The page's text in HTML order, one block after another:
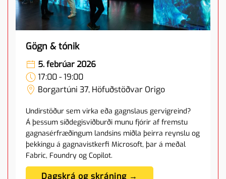
Gögn & tónik
5. febrúar 2026
17:00 - 19:00
Borgartúni 37, Höfuðstöðvar Origo
Undirstöður sem virka eða gagnslaus gervigreind?
Á þessum síðdegisviðburði munu fjórir af fremstu
gagnasérfræðingum landsins miðla þeirra reynslu og
þekkingu á gagnavistkerfi Microsoft, þar á meðal
Fabric, Foundry og Copilot.
Dagskrá og skráning →